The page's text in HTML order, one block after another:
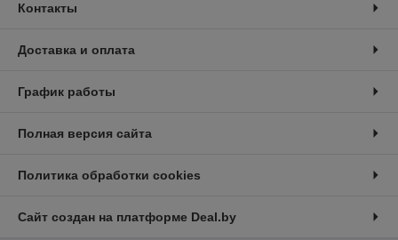
Контакты
Доставка и оплата
График работы
Полная версия сайта
Политика обработки cookies
Сайт создан на платформе Deal.by